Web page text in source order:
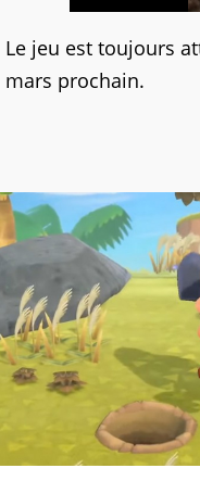
Le jeu est toujours
mars prochain.